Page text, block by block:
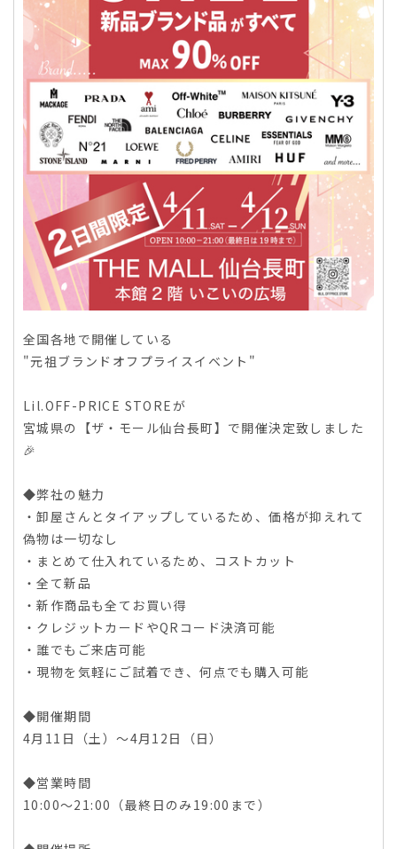
全国各地で開催している
"元祖ブランドオフプライスイベント"
Lil.OFF-PRICE STOREが
宮城県の【ザ・モール仙台長町】で開催決定致しました
🎉
◆弊社の魅力
・卸屋さんとタイアップしているため、価格が抑えれて
偽物は一切なし
・まとめて仕入れているため、コストカット
・全て新品
・新作商品も全てお買い得
・クレジットカードやQRコード決済可能
・誰でもご来店可能
・現物を気軽にご試着でき、何点でも購入可能
◆開催期間
4月11日（土）〜4月12日（日）
◆営業時間
10:00〜21:00（最終日のみ19:00まで）